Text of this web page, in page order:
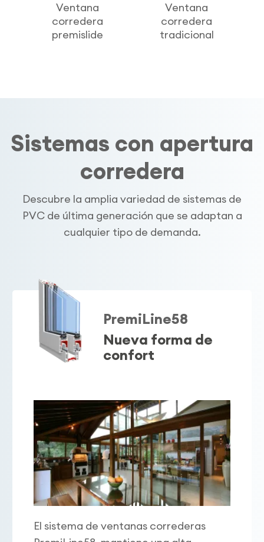
Ventana
corredera
premislide
Ventana
corredera
tradicional
Sistemas con apertura
corredera
Descubre la amplia variedad de sistemas de
PVC de última generación que se adaptan a
cualquier tipo de demanda.
PremiLine58
Nueva forma de
confort
El sistema de ventanas correderas